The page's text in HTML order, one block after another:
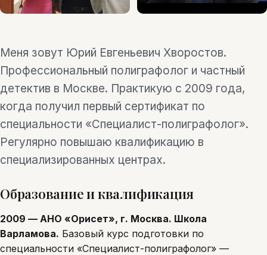
Меня зовут Юрий Евгеньевич Хворостов.
Профессиональный полиграфолог и частный
детектив в Москве. Практикую с 2009 года,
когда получил первый сертификат по
специальности «Специалист-полиграфолог».
Регулярно повышаю квалификацию в
специализированных центрах.
Образование и квалификация
2009 — АНО «Орисет», г. Москва. Школа
Варламова. Базовый курс подготовки по
специальности «Специалист-полиграфолог» —